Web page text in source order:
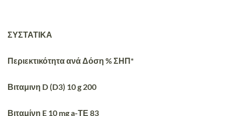
ΣΥΣΤΑΤΙΚΑ
Περιεκτικότητα ανά Δόση % ΣΗΠ*
Βιταμινη D (D3) 10 g 200
Βιταμίνη E 10 mg a-ΤΕ 83